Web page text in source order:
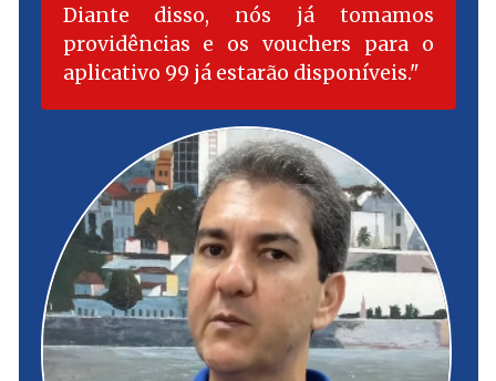
Diante disso, nós já tomamos
providências e os vouchers para o
aplicativo 99 já estarão disponíveis.